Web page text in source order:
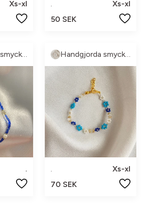
Xs-xl
.
Xs-xl
50 SEK
Handgjorda smycke🤍
.
Handgjorda smycke🤍
.
Xs-xl
70 SEK